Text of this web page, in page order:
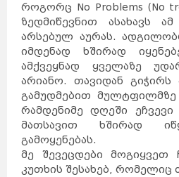
როგორც No Problems (No
ზედმიწევნით ასახავს
არსებულ აურას.
იმდენად ხშირად
ამქვეყნად ყველაზე
არიანო. თავიდან გიჭირს
გამუდმებით მულტფილმზე
რამდენიმე დღეში ეჩვევი
მათსავით ხშირად
გამოყენებას.
მე შევეცდები მოგიყვეთ
კუთხის შესახებ,